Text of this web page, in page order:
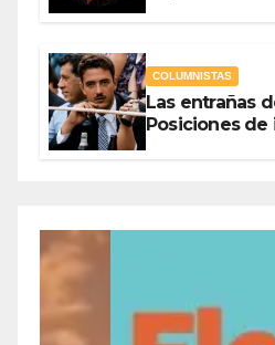
COLUMNISTAS
Las entrañas
Posiciones de